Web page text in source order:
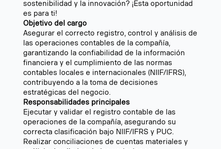
sostenibilidad y la innovación? ¡Esta oportunidad
es para ti!
Objetivo del cargo
Asegurar el correcto registro, control y análisis de
las operaciones contables de la compañía,
garantizando la confiabilidad de la información
financiera y el cumplimiento de las normas
contables locales e internacionales (NIIF/IFRS),
contribuyendo a la toma de decisiones
estratégicas del negocio.
Responsabilidades principales
Ejecutar y validar el registro contable de las
operaciones de la compañía, asegurando su
correcta clasificación bajo NIIF/IFRS y PUC.
Realizar conciliaciones de cuentas materiales y